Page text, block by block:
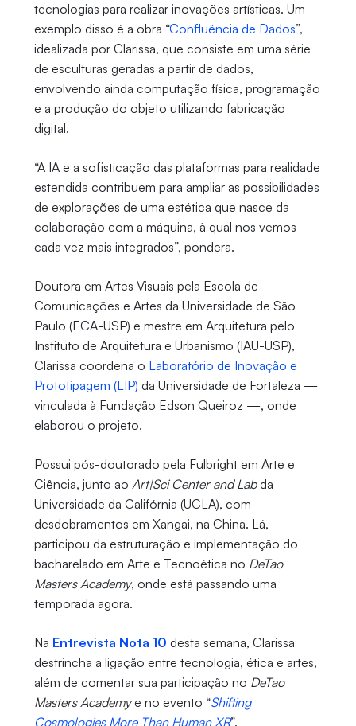
tecnologias para realizar inovações artísticas. Um
exemplo disso é a obra “Confluência de Dados”,
idealizada por Clarissa, que consiste em uma série
de esculturas geradas a partir de dados,
envolvendo ainda computação física, programação
e a produção do objeto utilizando fabricação
digital.
“A IA e a sofisticação das plataformas para realidade
estendida contribuem para ampliar as possibilidades
de explorações de uma estética que nasce da
colaboração com a máquina, à qual nos vemos
cada vez mais integrados”, pondera.
Doutora em Artes Visuais pela Escola de
Comunicações e Artes da Universidade de São
Paulo (ECA-USP) e mestre em Arquitetura pelo
Instituto de Arquitetura e Urbanismo (IAU-USP),
Clarissa coordena o Laboratório de Inovação e
Prototipagem (LIP) da Universidade de Fortaleza —
vinculada à Fundação Edson Queiroz —, onde
elaborou o projeto.
Possui pós-doutorado pela Fulbright em Arte e
Ciência, junto ao Art|Sci Center and Labda
Universidade da Califórnia (UCLA), com
desdobramentos em Xangai, na China. Lá,
participou da estruturação e implementação do
bacharelado em Arte e Tecnoética no DeTao
Masters Academy, onde está passando uma
temporada agora.
Na Entrevista Nota 10 desta semana, Clarissa
destrincha a ligação entre tecnologia, ética e artes,
além de comentar sua participação no DeTao
Masters Academye no evento “Shifting
Cosmologies More Than Human XR”.